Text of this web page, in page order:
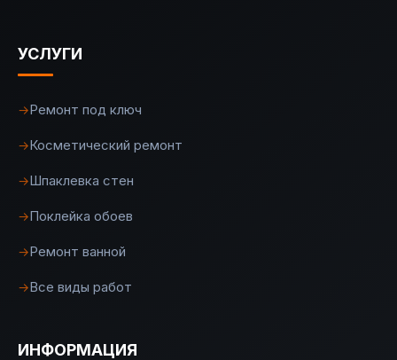
УСЛУГИ
→Ремонт под ключ
→Косметический ремонт
→Шпаклевка стен
→Поклейка обоев
→Ремонт ванной
→Все виды работ
ИНФОРМАЦИЯ